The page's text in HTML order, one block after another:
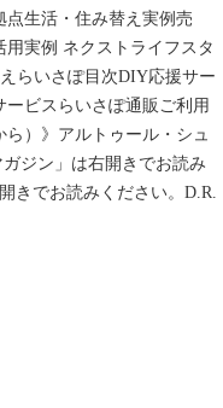
生活・住み替え実例売
実例 ネクストライフスタ
らいさぽ目次DIY応援サー
ビスらいさぽ通販ご利用
）》アルトゥール・シュ
ジン」は右開きでお読み
きでお読みください。D.R.